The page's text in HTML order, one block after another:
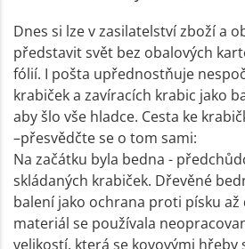
Dnes si lze v zasilatelství zboží a
představit svět bez obalových
fólií. I pošta upřednostňuje
krabiček a zavíracích krabic jako
aby šlo vše hladce. Cesta ke
–přesvědčte se o tom sami:
Na začátku byla bedna -
skládaných krabiček. Dřevěné
balení jako ochrana proti písku až
materiál se používala
velikostí, která se kovovými hřeby